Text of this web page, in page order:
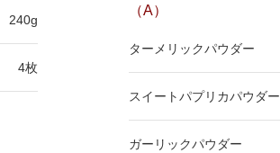
240g
4枚
（A）
ターメリックパウダー
スイートパプリカパウダー
ガーリックパウダー